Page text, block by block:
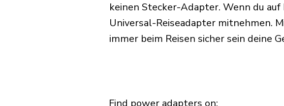
keinen Stecker-Adapter. Wenn du
Universal-Reiseadapter mitnehmen.
immer beim Reisen sicher sein deine
Find power adapters on: